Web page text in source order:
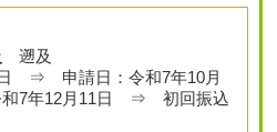
遡及
日 ⇒ 申請日：令和7年10月
7年12月11日 ⇒ 初回振込